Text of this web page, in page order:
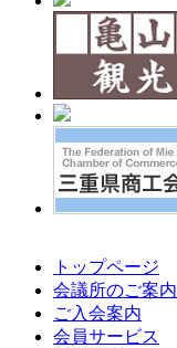
トップページ
会議所のご案内
ご入会案内
会員サービス